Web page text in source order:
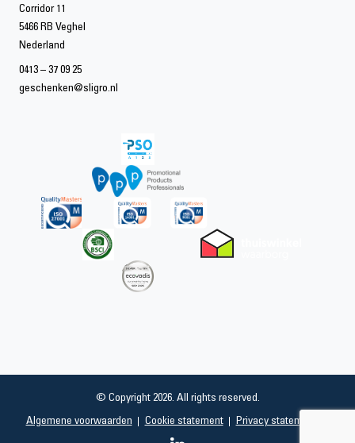
Corridor 11
5466 RB Veghel
Nederland
0413 – 37 09 25
geschenken@sligro.nl
© Copyright 2026. All rights reserved.
Algemene voorwaarden Cookie statement Privacy statement